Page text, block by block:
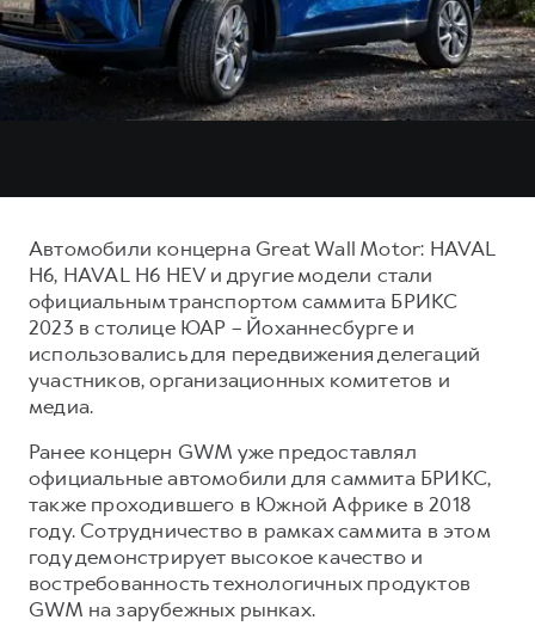
DARGO X
от 3 499 000 ₽
F7
от 2 899 000 ₽ от 3 599 000 ₽
POER
от 3 449 000 ₽
Тест-драйв
Трейд-ин
Кредитный калькулятор
Кредит
КОРПОРАТИВНЫМ КЛИЕНТАМ
Для малого бизнеса
Корпоративным клиентам
Крупным корпоративным клиентам
Система управления автопарком
Сервис для корпоративных клиентов
HAVAL Лизинг
СЕРВИСНОЕ ОБСЛУЖИВАНИЕ
Нулевое ТО
Программа «Помощь на дороге»
Электронный ПТС
ПОДДЕРЖКА
GWM Безопасность
Гарантия HAVAL
Мобильное приложение GWM
Программа «HAVAL Защита+»
Руководства по эксплуатации
Подписки
АКСЕССУАРЫ HAVAL
Автомобильные аксессуары
О дилере
Наша команда
Автомобили концерна Great Wall Motor: HAVAL
H6, HAVAL H6 HEV и другие модели стали
официальным транспортом саммита БРИКС
2023 в столице ЮАР – Йоханнесбурге и
использовались для передвижения делегаций
участников, организационных комитетов и
медиа.
Ранее концерн GWM уже предоставлял
официальные автомобили для саммита БРИКС,
также проходившего в Южной Африке в 2018
году. Сотрудничество в рамках саммита в этом
году демонстрирует высокое качество и
востребованность технологичных продуктов
GWM на зарубежных рынках.